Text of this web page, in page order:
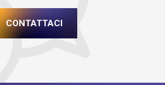
CONTATTACI